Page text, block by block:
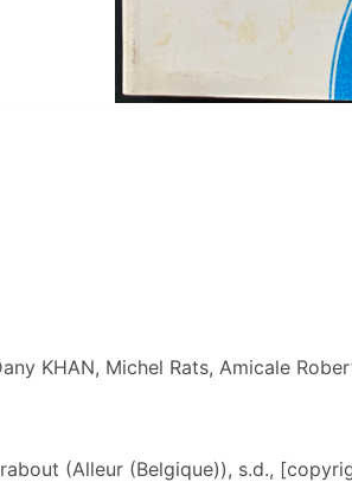
KHAN, Michel Rats, Amicale
(Alleur (Belgique)), s.d.,